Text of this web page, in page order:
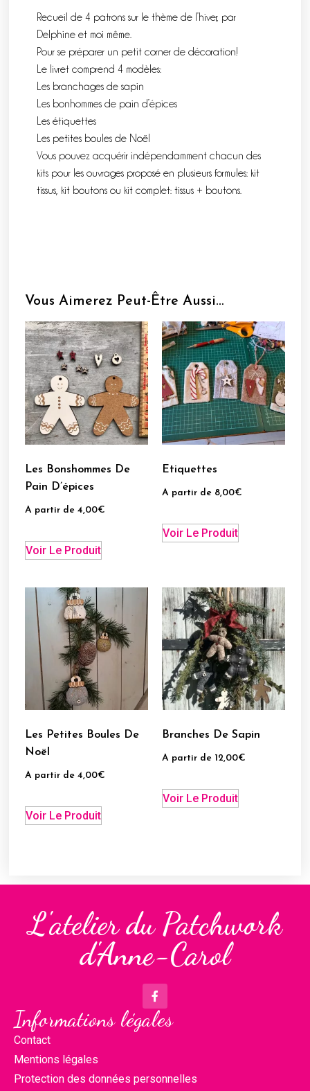
Recueil de 4 patrons sur le thème de l’hiver, par
Delphine et moi même.
Pour se préparer un petit corner de décoration!
Le livret comprend 4 modèles:
Les branchages de sapin
Les bonhommes de pain d’épices
Les étiquettes
Les petites boules de Noël
Vous pouvez acquérir indépendamment chacun des
kits pour les ouvrages proposé en plusieurs formules: kit
tissus, kit boutons ou kit complet: tissus + boutons.
Vous Aimerez Peut-Être Aussi…
Les Bonshommes De
Pain D’épices
A partir de4,00€
Voir Le Produit
Etiquettes
A partir de 8,00€
Voir Le Produit
Les Petites Boules De
Noël
A partir de4,00€
Voir Le Produit
Branches De Sapin
A partir de 12,00€
Voir Le Produit
L'atelier du Patchwork
d'Anne-Carol
Informations légales
Contact
Mentions légales
Protection des données personnelles